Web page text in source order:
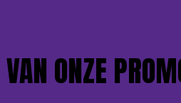
ONZE